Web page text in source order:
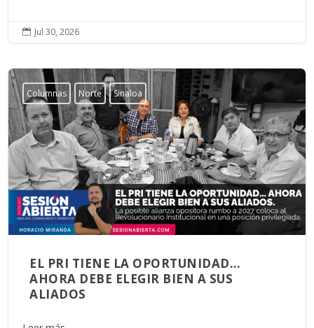
 Jul 30, 2026
Columnas Norte Sinaloa
EL PRI TIENE LA OPORTUNIDAD…
AHORA DEBE ELEGIR BIEN A SUS
ALIADOS